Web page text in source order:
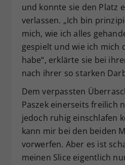
und konnte sie den Platz
verlassen. „Ich bin
mich, wie ich alles
gespielt und wie ich mich
habe“, erklärte sie bei
nach ihrer so starken
Dem verpassten
Paszek einerseits freilich
jedoch ruhig einschlafen
kann mir bei den beiden
vorwerfen. Aber es ist
meinen Slice eigentlich